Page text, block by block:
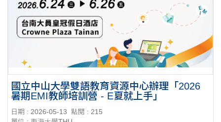
國立中山大學雙語教育資源中心辦理「2026
暑期EMI教師培訓營 - E夏就上手」
日期 : 2026-05-13
點閱 : 215